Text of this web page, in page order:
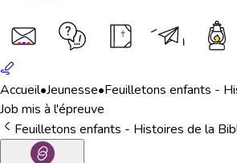
Accueil•Jeunesse•Feuilletons enfants -
Job mis à l'épreuve
Feuilletons enfants - Histoires de la